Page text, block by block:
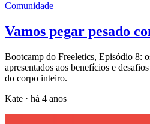
Comunidade
Vamos pegar pesado
Bootcamp do Freeletics, Episódio 8:
apresentados aos benefícios e
do corpo inteiro.
Kate · há 4 anos